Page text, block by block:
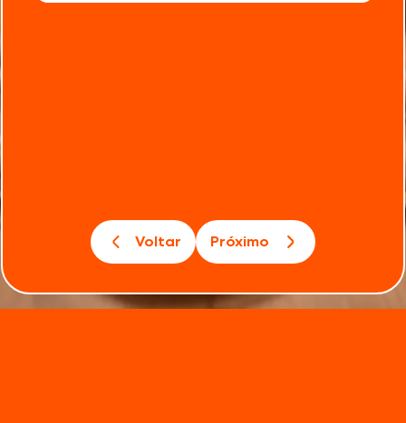
Voltar Próximo